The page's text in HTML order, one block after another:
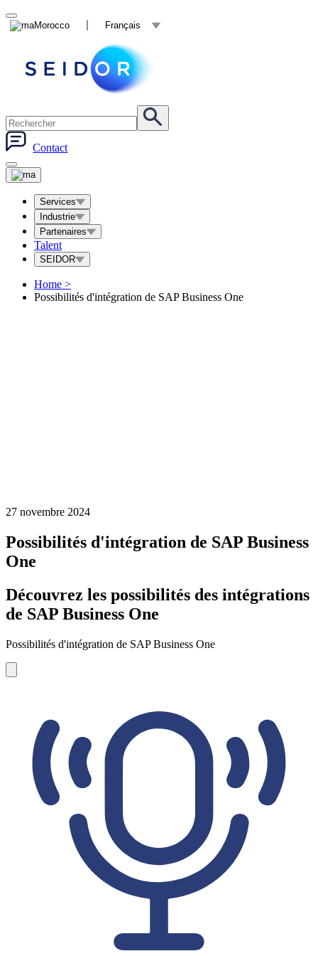
Morocco Français
Contact
Services
Industrie
Partenaires
Talent
SEIDOR
Home >
Possibilités d'intégration de SAP Business One
27 novembre 2024
Possibilités d'intégration de SAP Business
One
Découvrez les possibilités des intégrations
de SAP Business One
Possibilités d'intégration de SAP Business One